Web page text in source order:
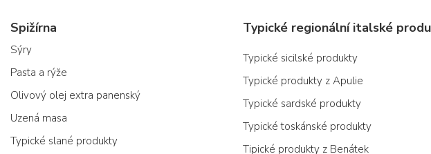
Spižírna
Sýry
Pasta a rýže
Olivový olej extra panenský
Uzená masa
Typické slané produkty
Typické regionální italské
Typické sicilské produkty
Typické produkty z Apulie
Typické sardské produkty
Typické toskánské produkty
Tipické produkty z Benátek